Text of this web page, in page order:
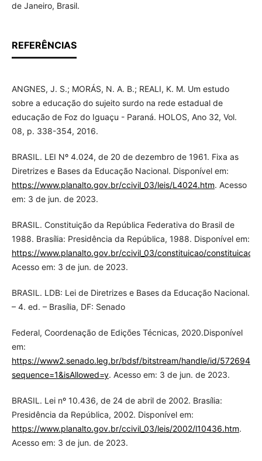
de Janeiro, Brasil.
REFERÊNCIAS
ANGNES, J. S.; MORÁS, N. A. B.; REALI, K. M. Um estudo
sobre a educação do sujeito surdo na rede estadual de
educação de Foz do Iguaçu - Paraná. HOLOS, Ano 32, Vol.
08, p. 338-354, 2016.
BRASIL. LEI Nº 4.024, de 20 de dezembro de 1961. Fixa as
Diretrizes e Bases da Educação Nacional. Disponível em:
https://www.planalto.gov.br/ccivil_03/leis/L4024.htm. Acesso
em: 3 de jun. de 2023.
BRASIL. Constituição da República Federativa do Brasil de
1988. Brasília: Presidência da República, 1988. Disponível em:
https://www.planalto.gov.br/ccivil_03/constituicao/
Acesso em: 3 de jun. de 2023.
BRASIL. LDB: Lei de Diretrizes e Bases da Educação Nacional.
– 4. ed. – Brasília, DF: Senado
Federal, Coordenação de Edições Técnicas, 2020.Disponível
em:
https://www2.senado.leg.br/bdsf/bitstream/handle/id/572694/
sequence=1&isAllowed=y. Acesso em: 3 de jun. de 2023.
BRASIL. Lei nº 10.436, de 24 de abril de 2002. Brasília:
Presidência da República, 2002. Disponível em:
https://www.planalto.gov.br/ccivil_03/leis/2002/l10436.htm.
Acesso em: 3 de jun. de 2023.